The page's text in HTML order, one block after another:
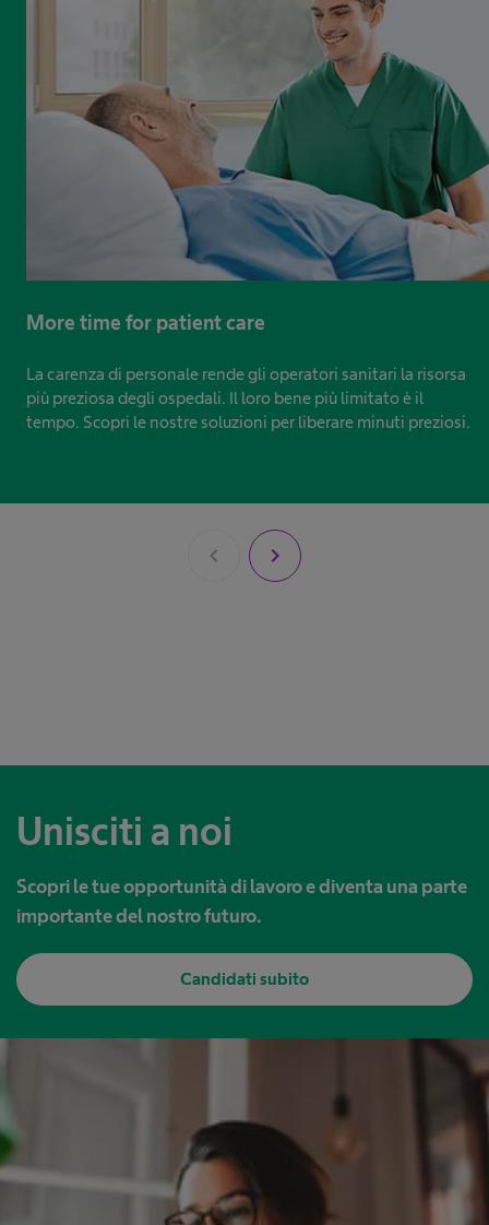
More time for patient care
La carenza di personale rende gli operatori sanitari la risorsa
più preziosa degli ospedali. Il loro bene più limitato è il
tempo. Scopri le nostre soluzioni per liberare minuti preziosi.
chevron_left chevron_right
Unisciti a noi
Scopri le tue opportunità di lavoro e diventa una parte
importante del nostro futuro.
Candidati subito